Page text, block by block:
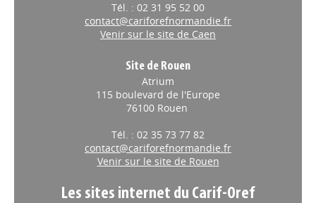
Tél. : 02 31 95 52 00
contact@cariforefnormandie.fr
Venir sur le site de Caen
Site de Rouen
Atrium
115 boulevard de l'Europe
76100 Rouen
Tél. : 02 35 73 77 82
contact@cariforefnormandie.fr
Venir sur le site de Rouen
Les sites internet du Carif-Oref